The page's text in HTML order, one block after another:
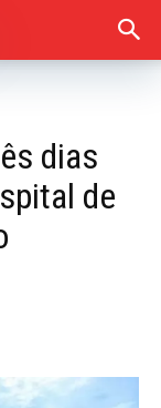
dias
de